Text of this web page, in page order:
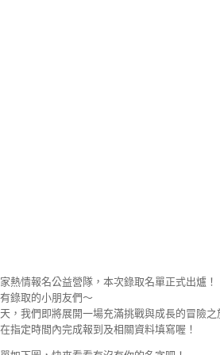
熱情報名公益營隊，本次錄取名單正式出爐！
錄取的小朋友們～
，我們即將展開一場充滿挑戰與成長的冒險之
指定時間內完成報到及相關資料填寫喔！